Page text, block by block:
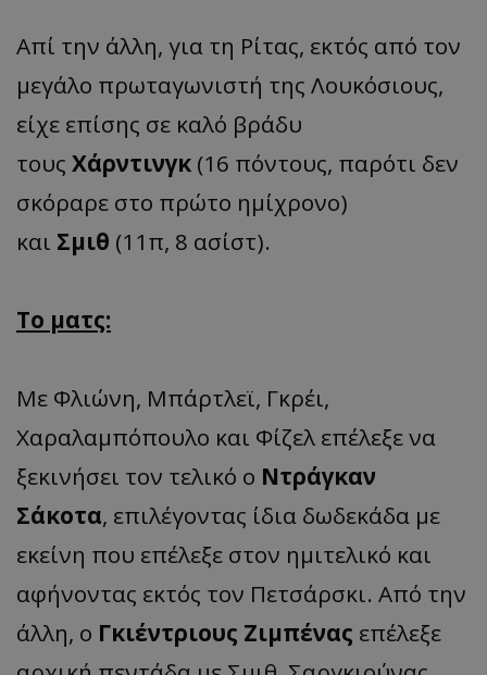
Απί την άλλη, για τη Ρίτας, εκτός από τον
μεγάλο πρωταγωνιστή της Λουκόσιους,
είχε επίσης σε καλό βράδυ
τους Χάρντινγκ (16 πόντους, παρότι δεν
σκόραρε στο πρώτο ημίχρονο)
και Σμιθ (11π, 8 ασίστ).
Το ματς:
Με Φλιώνη, Μπάρτλεϊ, Γκρέι,
Χαραλαμπόπουλο και Φίζελ επέλεξε να
ξεκινήσει τον τελικό ο Ντράγκαν
Σάκοτα, επιλέγοντας ίδια δωδεκάδα με
εκείνη που επέλεξε στον ημιτελικό και
αφήνοντας εκτός τον Πετσάρσκι. Από την
άλλη, ο Γκιέντριους Ζιμπένας επέλεξε